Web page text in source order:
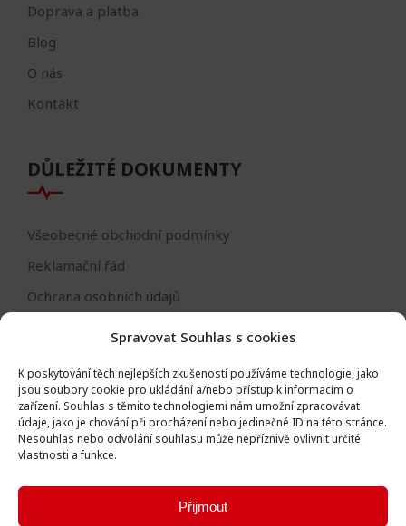
Spravovat Souhlas s cookies
K poskytování těch nejlepších zkušeností používáme technologie, jako
jsou soubory cookie pro ukládání a/nebo přístup k informacím o
zařízení. Souhlas s těmito technologiemi nám umožní zpracovávat
údaje, jako je chování při procházení nebo jedinečné ID na této stránce.
Nesouhlas nebo odvolání souhlasu může nepříznivě ovlivnit určité
vlastnosti a funkce.
Přijmout
Doprava a platba
Blog
O nás
Kontakt
DŮLEŽITÉ DOKUMENTY
Všeobecné obchodní podmínky
Reklamační řád
Ochrana osobních údajů
Formulář - odstoupení od smlouvy
Odstoupení od smlouvy